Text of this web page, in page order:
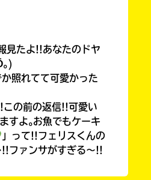
見たよ!!あなたのドヤ
｡)
照れてて可愛かった
の前の返信!!可愛い
すよ｡お魚でもケーキ
」って!!フェリスくんの
ファンサがすぎる〜!!